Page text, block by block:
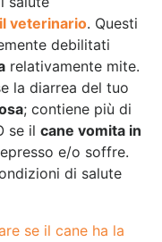
veterinario. Questi
debilitati
relativamente mite.
la diarrea del tuo
; contiene più di
se il cane vomita in
e/o soffre.
di salute
se il cane ha la